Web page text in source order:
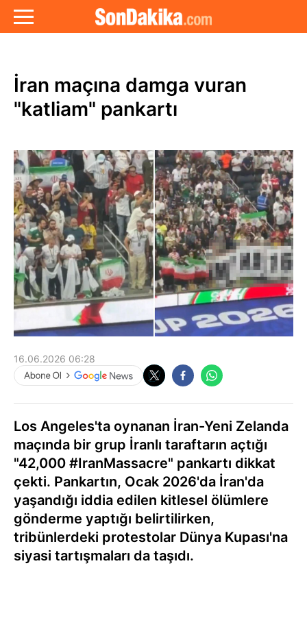
İran maçına damga vuran
"katliam" pankartı
16.06.2026 06:28
Los Angeles'ta oynanan İran-Yeni Zelanda
maçında bir grup İranlı taraftarın açtığı
"42,000 #IranMassacre" pankartı dikkat
çekti. Pankartın, Ocak 2026'da İran'da
yaşandığı iddia edilen kitlesel ölümlere
gönderme yaptığı belirtilirken,
tribünlerdeki protestolar Dünya Kupası'na
siyasi tartışmaları da taşıdı.